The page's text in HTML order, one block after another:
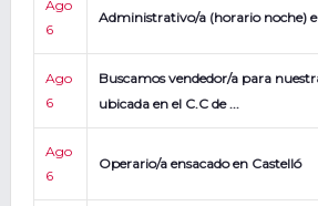
Ago
6
Administrativo/a (horario noche)
Ago
6
Buscamos vendedor/a para
ubicada en el C.C de ...
Ago
6
Operario/a ensacado en Castelló